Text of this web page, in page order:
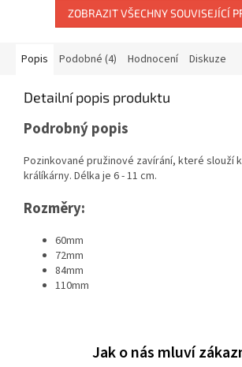
ZOBRAZIT VŠECHNY SOUVISEJÍCÍ
Popis Podobné (4) Hodnocení Diskuze
Detailní popis produktu
Podrobný popis
Pozinkované pružinové zavírání, které slouží
králíkárny. Délka je 6 - 11 cm.
Rozměry:
60mm
72mm
84mm
110mm